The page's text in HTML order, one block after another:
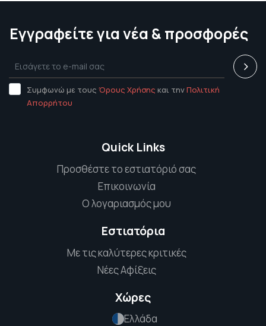
Δείξε μου εστιατόρια με eatCoins
Εγγραφείτε για νέα & προσφορές
Συμφωνώ με τους Όρους Χρήσης και τηνΠολιτική
Απορρήτου
Quick Links
Προσθέστε το εστιατόριό σας
Επικοινωνία
Ο λογαριασμός μου
Εστιατόρια
Με τις καλύτερες κριτικές
Νέες Αφίξεις
Χώρες
Ελλάδα